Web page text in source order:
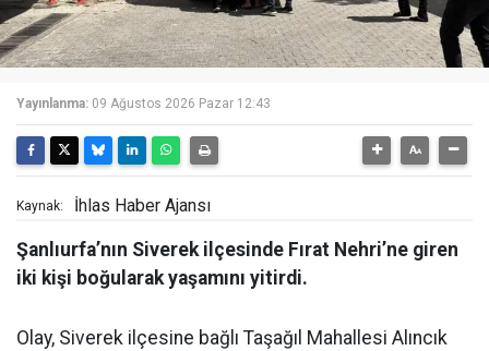
Yayınlanma: 09 Ağustos 2026 Pazar 12:43
Kaynak: İhlas Haber Ajansı
Şanlıurfa’nın Siverek ilçesinde Fırat Nehri’ne giren
iki kişi boğularak yaşamını yitirdi.
Olay, Siverek ilçesine bağlı Taşağıl Mahallesi Alıncık